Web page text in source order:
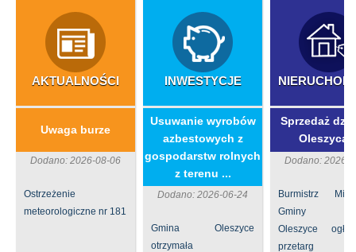
AKTUALNOŚCI
Uwaga burze
Dodano: 2026-08-06
Ostrzeżenie
meteorologiczne nr 181
INWESTYCJE
​Usuwanie wyrobów
azbestowych z
gospodarstw rolnych
z terenu ...
Dodano: 2026-06-24
Gmina Oleszyce
otrzymała
Sprzedaż
Dodano: 2026-
Burmistrz
Gminy
Oleszyce
przetarg